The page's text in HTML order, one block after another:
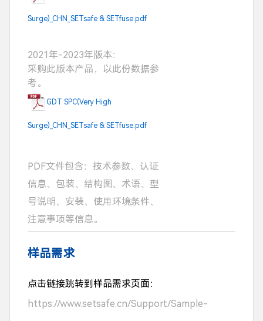
Surge)_CHN_SETsafe & SETfuse.pdf
2021年-2023年版本：
采购此版本产品，以此份数据参
考。
GDT SPC(Very High
Surge)_CHN_SETsafe & SETfuse.pdf
PDF文件包含：技术参数、认证
信息、包装、结构图、术语、型
号说明、安装、使用环境条件、
注意事项等信息。
样品需求
点击链接跳转到样品需求页面：
https://www.setsafe.cn/Support/Sample-